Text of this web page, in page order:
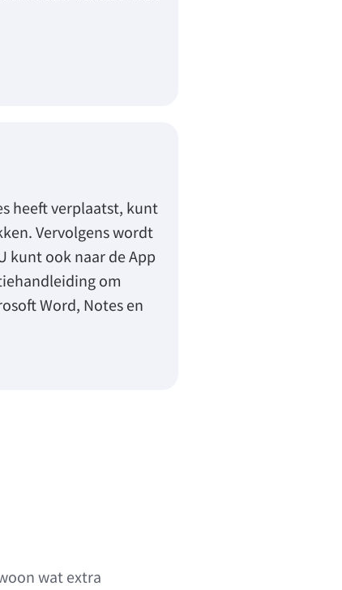
heeft verplaatst, kunt
Vervolgens wordt
kunt ook naar de App
om
Word, Notes en
wat extra